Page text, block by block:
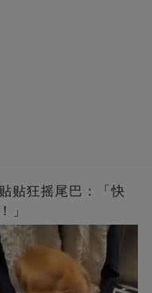
贴狂摇尾巴：「快
」